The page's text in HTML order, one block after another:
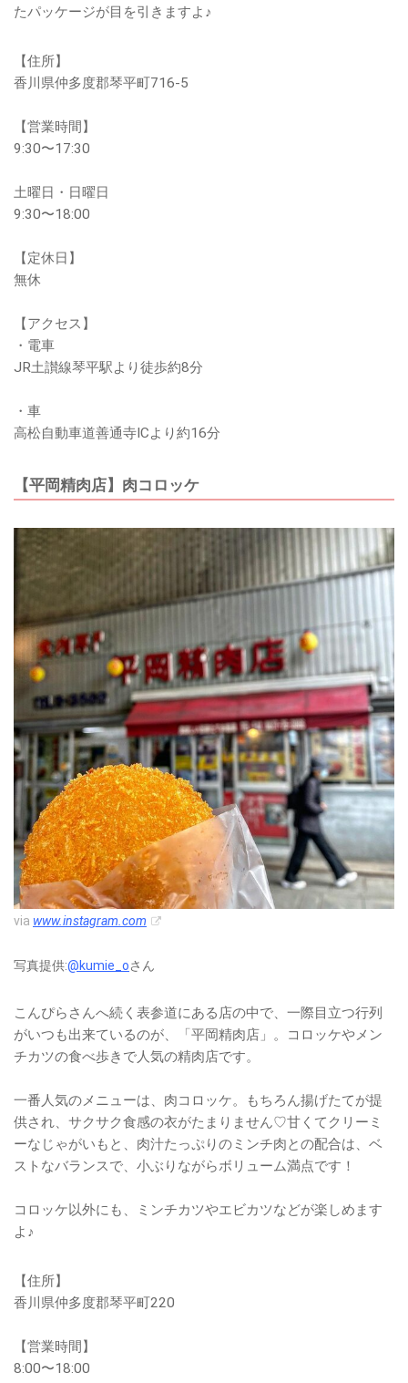
たパッケージが目を引きますよ♪
【住所】
香川県仲多度郡琴平町716-5
【営業時間】
9:30〜17:30
土曜日・日曜日
9:30〜18:00
【定休日】
無休
【アクセス】
・電車
JR土讃線琴平駅より徒歩約8分
・車
高松自動車道善通寺ICより約16分
【平岡精肉店】肉コロッケ
via www.instagram.com
写真提供:@kumie_oさん
こんぴらさんへ続く表参道にある店の中で、一際目立つ行列
がいつも出来ているのが、「平岡精肉店」。コロッケやメン
チカツの食べ歩きで人気の精肉店です。
一番人気のメニューは、肉コロッケ。もちろん揚げたてが提
供され、サクサク食感の衣がたまりません♡甘くてクリーミ
ーなじゃがいもと、肉汁たっぷりのミンチ肉との配合は、ベ
ストなバランスで、小ぶりながらボリューム満点です！
コロッケ以外にも、ミンチカツやエビカツなどが楽しめます
よ♪
【住所】
香川県仲多度郡琴平町220
【営業時間】
8:00〜18:00